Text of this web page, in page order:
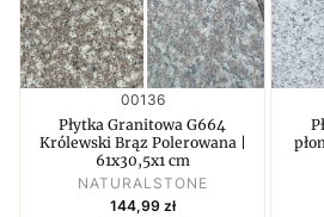
Kod produktu
00136
Płytka Granitowa G664
Królewski Brąz Polerowana |
61x30,5x1 cm
PRODUCENT
NATURALSTONE
Cena
144,99 zł